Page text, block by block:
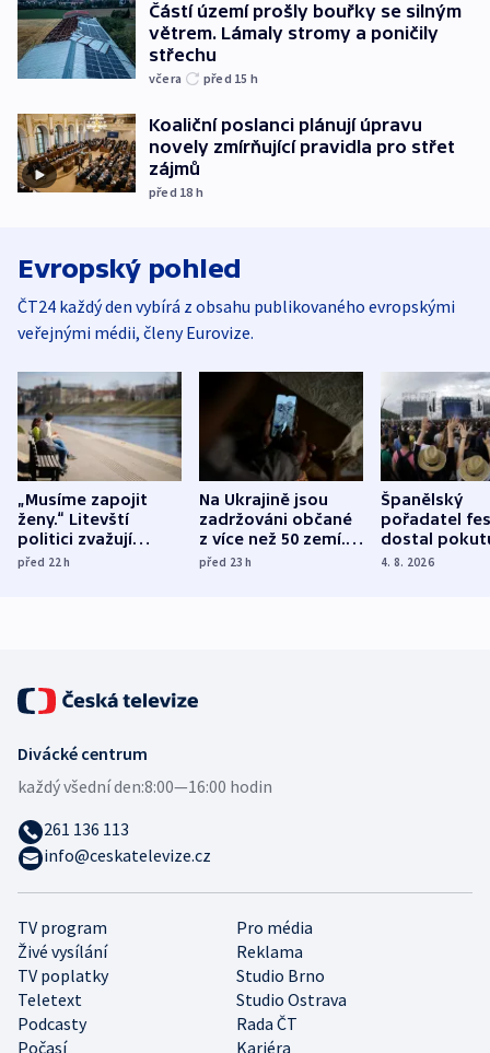
Částí území prošly bouřky se silným
větrem. Lámaly stromy a poničily
střechu
včera před 15 h
Koaliční poslanci plánují úpravu
novely zmírňující pravidla pro střet
zájmů
před 18 h
Evropský pohled
ČT24 každý den vybírá z obsahu publikovaného evropskými
veřejnými médii, členy Eurovize.
„Musíme zapojit
ženy.“ Litevští
politici zvažují
dohodu o
před 22h
Na Ukrajině jsou
zadržováni občané
z více než 50 zemí.
Bojovali na straně
před 23h
Španělský
pořadatel
dostal
nekalé
4. 8. 2026
TV program
Pro média
Živé vysílání
Reklama
TV poplatky
Studio Brno
Teletext
Studio Ostrava
Podcasty
Rada ČT
Počasí
Kariéra
Divácké centrum
každý všední den:8:00—16:00 hodin
261 136 113
info@ceskatelevize.cz